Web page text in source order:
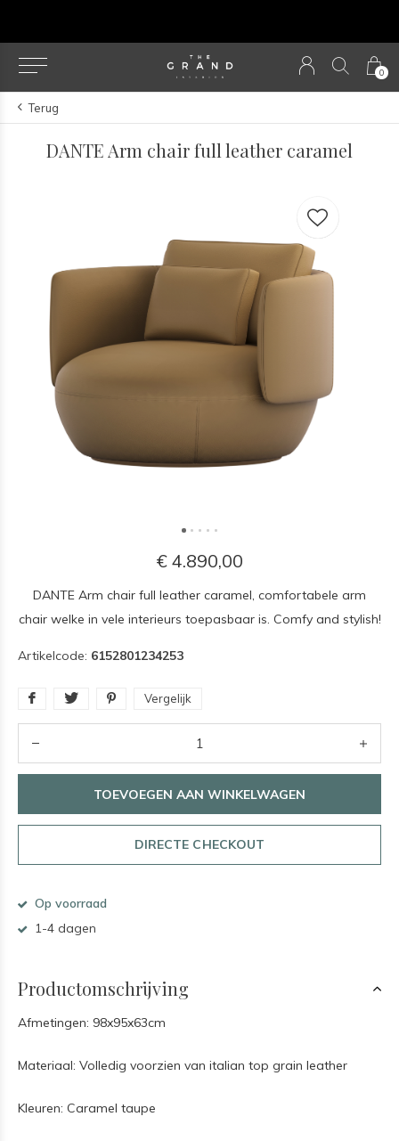
0
Terug
DANTE Arm chair full leather caramel
€ 4.890,00
DANTE Arm chair full leather caramel, comfortabele arm
chair welke in vele interieurs toepasbaar is. Comfy and stylish!
Artikelcode: 6152801234253
Vergelijk
TOEVOEGEN AAN WINKELWAGEN
DIRECTE CHECKOUT
Op voorraad
1-4 dagen
Productomschrijving
Afmetingen: 98x95x63cm
Materiaal: Volledig voorzien van italian top grain leather
Kleuren: Caramel taupe